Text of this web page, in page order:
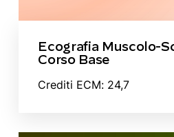
Ecografia Muscolo-
Corso Base
Crediti ECM: 24,7